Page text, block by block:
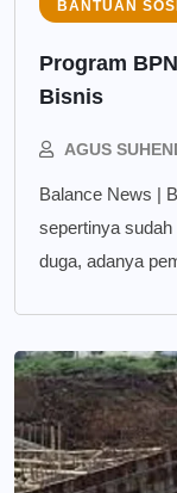
BANTUAN
Program
Bisnis
AGUS
Balance News |
sepertinya
duga, adanya